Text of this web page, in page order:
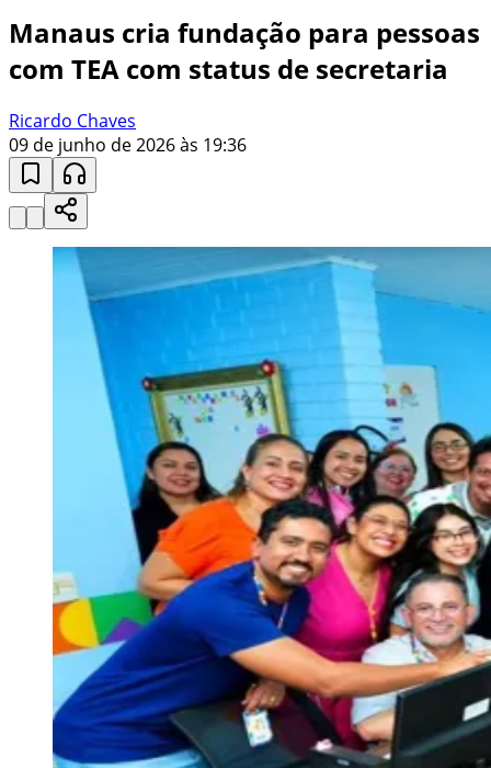
Manaus cria fundação para pessoas
com TEA com status de secretaria
Ricardo Chaves
09 de junho de 2026 às 19:36